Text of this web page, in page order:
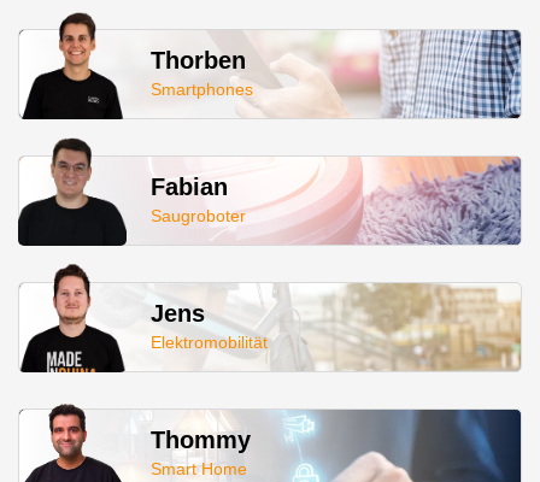
Thorben
Smartphones
Fabian
Saugroboter
Jens
Elektromobilität
Thommy
Smart Home